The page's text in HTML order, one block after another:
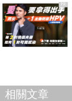
PR
相關文章